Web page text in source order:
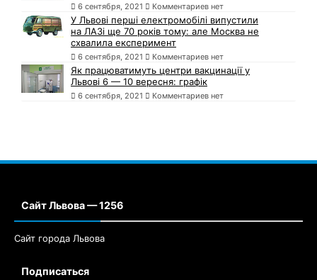
6 сентября, 2021 Комментариев нет
У Львові перші електромобілі випустили
на ЛАЗі ще 70 років тому: але Москва не
схвалила експеримент
6 сентября, 2021 Комментариев нет
Як працюватимуть центри вакцинації у
Львові 6 — 10 вересня: графік
6 сентября, 2021 Комментариев нет
Сайт Львова — 1256
Сайт города Львова
Подписаться